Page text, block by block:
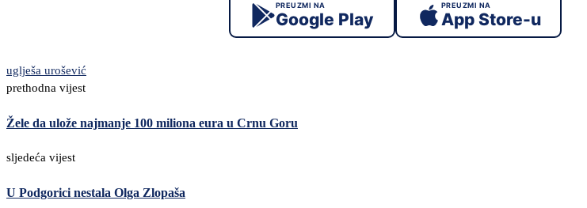
PREUZMI NA
Google Play
PREUZMI NA
App Store-u
uglješa urošević
prethodna vijest
Žele da ulože najmanje 100 miliona eura u Crnu Goru
sljedeća vijest
U Podgorici nestala Olga Zlopaša